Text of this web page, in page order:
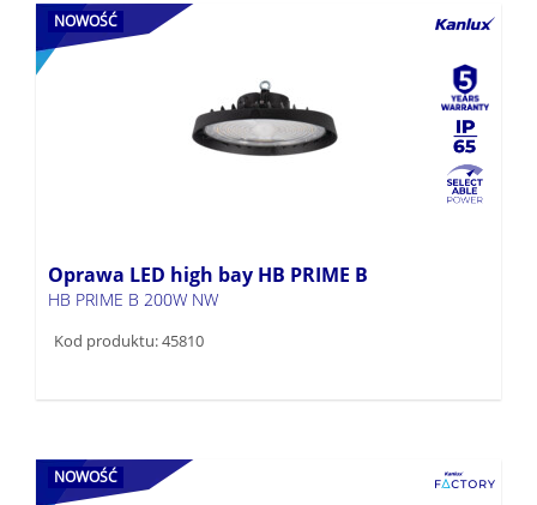
NOWOŚĆ
Oprawa LED high bay HB PRIME B
HB PRIME B 200W NW
Kod produktu: 45810
NOWOŚĆ